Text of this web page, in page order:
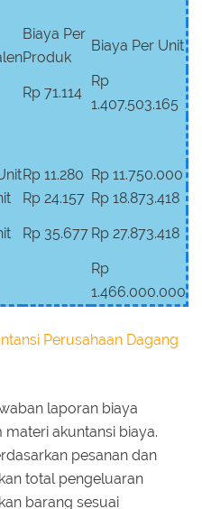
Biaya Per
Produk
Biaya Per Unit
Rp 71.114
Rp
1.407.503.165
Rp 11.280 Rp 11.750.000
Rp 24.157 Rp 18.873.418
Rp 35.677 Rp 27.873.418
Rp
1.466.000.000
Perusahaan Dagang
laporan biaya
akuntansi biaya.
pesanan dan
total pengeluaran
barang sesuai